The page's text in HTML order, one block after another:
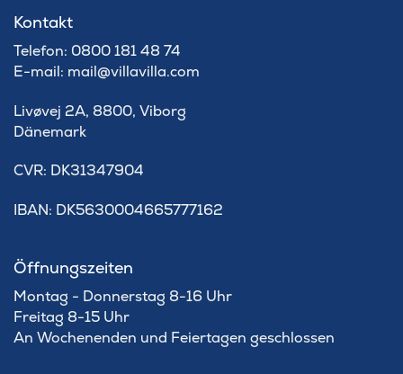
Kontakt
Telefon: 0800 181 48 74
E-mail: mail@villavilla.com
Livøvej 2A, 8800, Viborg
Dänemark
​CVR: DK31347904
IBAN: DK5630004665777162
Öffnungszeiten
Montag - Donnerstag 8-16 Uhr
Freitag 8-15 Uhr
An Wochenenden und Feiertagen geschlossen